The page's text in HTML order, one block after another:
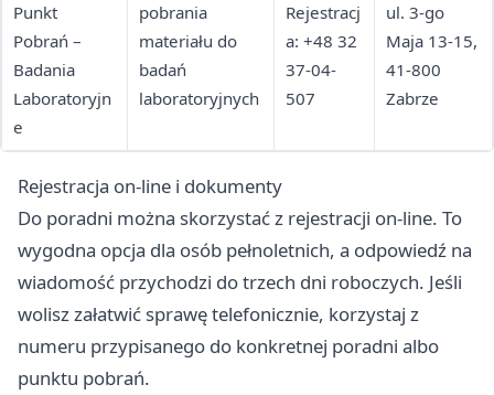
Punkt
Pobrań –
Badania
Laboratoryjn
e
pobrania
materiału do
badań
laboratoryjnych
Rejestracj
a: +48 32
37-04-
507
ul. 3-go
Maja 13-15,
41-800
Zabrze
Rejestracja on-line i dokumenty
Do poradni można skorzystać z rejestracji on-line. To
wygodna opcja dla osób pełnoletnich, a odpowiedź na
wiadomość przychodzi do trzech dni roboczych. Jeśli
wolisz załatwić sprawę telefonicznie, korzystaj z
numeru przypisanego do konkretnej poradni albo
punktu pobrań.